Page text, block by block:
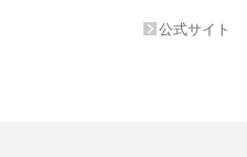
公式サイト